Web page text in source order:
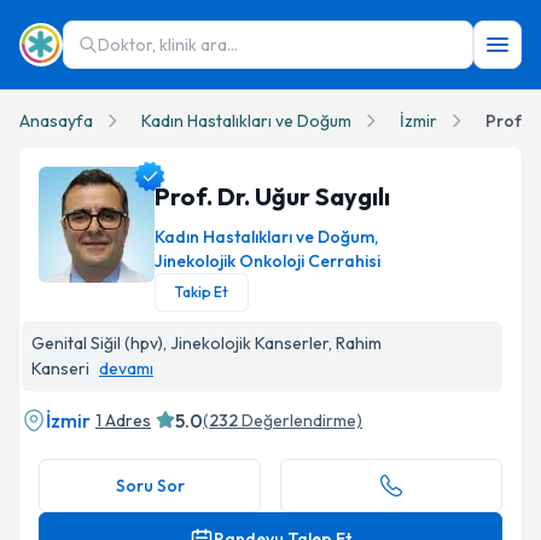
Doktor, klinik ara...
Anasayfa Kadın Hastalıkları ve Doğum İzmir Prof.
Prof. Dr. Uğur Saygılı Profil Fotoğrafı
Prof. Dr. Uğur Saygılı
Kadın Hastalıkları ve Doğum,
Jinekolojik Onkoloji Cerrahisi
Takip Et
Genital Siğil (hpv), Jinekolojik Kanserler, Rahim
Kanseri devamı
İzmir 1 Adres 5.0(232Değerlendirme)
Soru Sor